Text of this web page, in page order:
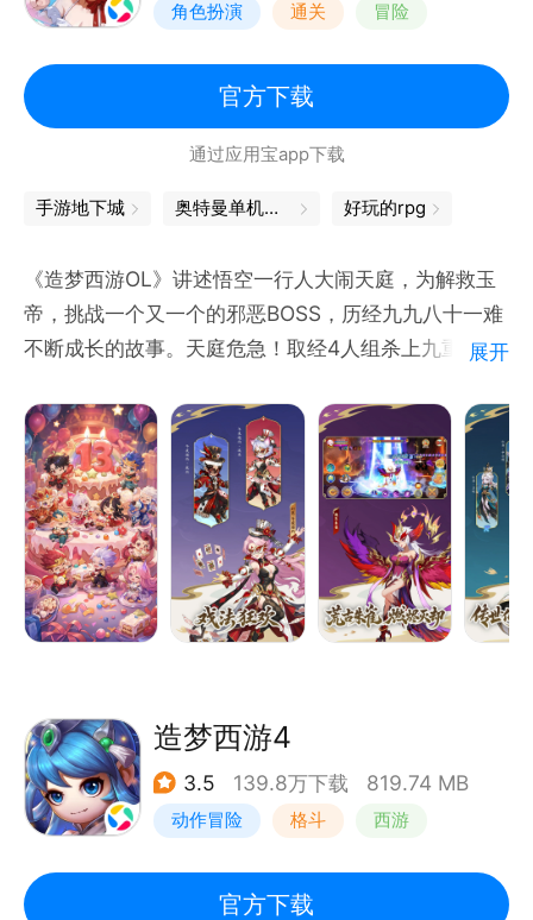
角色扮演 通关 冒险
官方下载
通过应用宝app下载
手游地下城 奥特曼单机游戏 好玩的rpg
《造梦西游OL》讲述悟空一行人大闹天庭，为解救玉
帝，挑战一个又一个的邪恶BOSS，历经九九八十一难
不断成长的故事。天庭危急！取经4人组杀上九重天，
可能挡住他们的脚步。看着那些邪恶的BOSS倒在自己
的脚下，英雄披坚执锐屹立山头，俯瞰苍生和平安乐，
余愿足矣。这就是我们的造梦旅途，我们的造梦西游！
玩家Q群： 470447917（加群索取礼包哦）
客服QQ： 800084487
玩家论坛：https://buluo.qq.com/p/barindex.html?
bid=295627
展开
造梦西游4
3.5 139.8万下载 819.74 MB
动作冒险 格斗 西游
官方下载